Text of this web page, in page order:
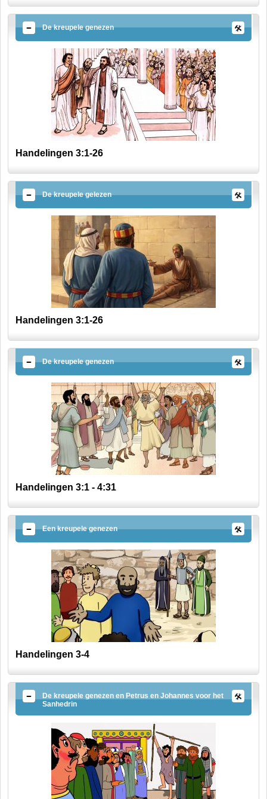
De kreupele genezen
Handelingen 3:1-26
De kreupele gelezen
Handelingen 3:1-26
De kreupele genezen
Handelingen 3:1 - 4:31
Een kreupele genezen
Handelingen 3-4
De kreupele genezen en Petrus en Johannes voor het
Sanhedrin